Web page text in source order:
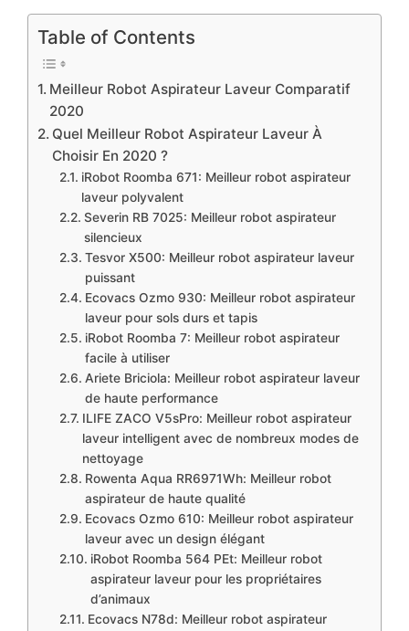
Table of Contents
Meilleur Robot Aspirateur Laveur Comparatif
2020
​Quel Meilleur Robot Aspirateur Laveur À
Choisir En 2020 ?
iRobot Roomba 671: Meilleur robot aspirateur
laveur polyvalent
Severin RB 7025: Meilleur robot aspirateur
silencieux
Tesvor X500: Meilleur robot aspirateur laveur
puissant
Ecovacs Ozmo 930: Meilleur robot aspirateur
laveur pour sols durs et tapis
iRobot Roomba 7: Meilleur robot aspirateur
facile à utiliser
Ariete Briciola: Meilleur robot aspirateur laveur
de haute performance
ILIFE ZACO V5sPro: Meilleur robot aspirateur
laveur intelligent avec de nombreux modes de
nettoyage
Rowenta Aqua RR6971Wh: Meilleur robot
aspirateur de haute qualité
Ecovacs Ozmo 610: Meilleur robot aspirateur
laveur avec un design élégant
iRobot Roomba 564 PEt: Meilleur robot
aspirateur laveur pour les propriétaires
d’animaux
Ecovacs N78d: Meilleur robot aspirateur